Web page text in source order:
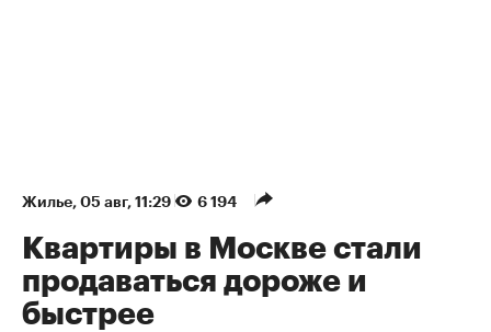
Жилье⁠, 05 авг, 11:29 6 194
Квартиры в Москве стали
продаваться дороже и
быстрее